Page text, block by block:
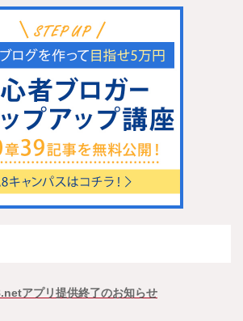
アプリ提供終了のお知らせ